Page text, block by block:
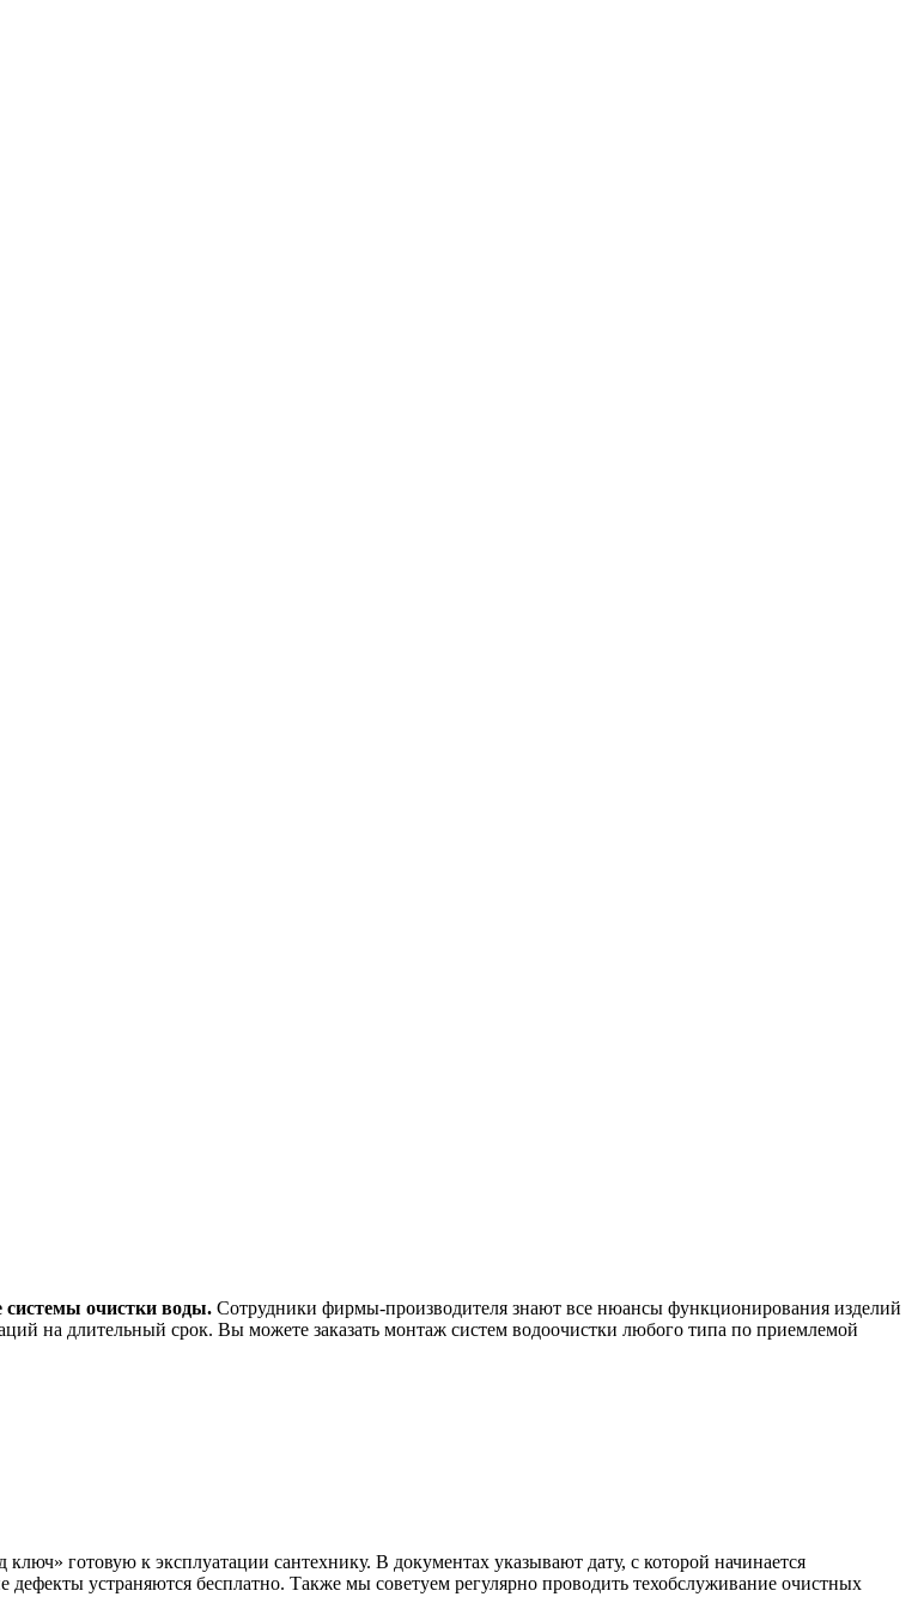
очистки воды. Сотрудники фирмы-производителя знают все нюансы функционирования изделий
на длительный срок. Вы можете заказать монтаж систем водоочистки любого типа по приемлемой
готовую к эксплуатации сантехнику. В документах указывают дату, с которой начинается
устраняются бесплатно. Также мы советуем регулярно проводить техобслуживание очистных